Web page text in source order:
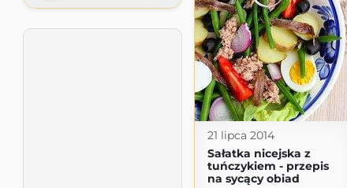
21 lipca 2014
Sałatka nicejska z
tuńczykiem - przepis
na sycący obiad